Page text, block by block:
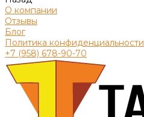
О компании
Отзывы
Блог
Политика конфиденциальности
+7 (958) 678-90-70